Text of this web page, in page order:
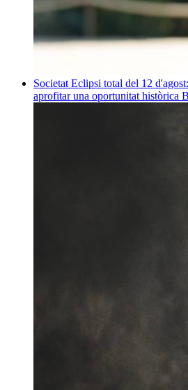
Societat Eclipsi total del 12
aprofitar una oportunitat històrica